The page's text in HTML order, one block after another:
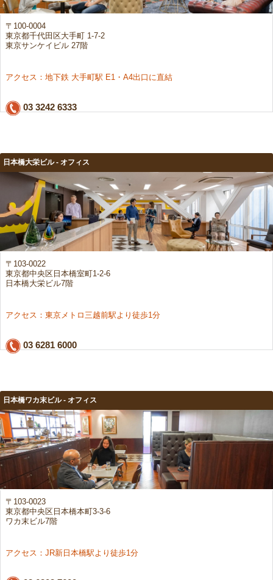
〒100-0004
東京都千代田区大手町 1-7-2
東京サンケイビル 27階
アクセス：地下鉄 大手町駅 E1・A4出口に直結
03 3242 6333
日本橋大栄ビル - オフィス
〒103-0022
東京都中央区日本橋室町1-2-6
日本橋大栄ビル7階
アクセス：東京メトロ三越前駅より徒歩1分
03 6281 6000
日本橋ワカ末ビル - オフィス
〒103-0023
東京都中央区日本橋本町3-3-6
ワカ末ビル7階
アクセス：JR新日本橋駅より徒歩1分